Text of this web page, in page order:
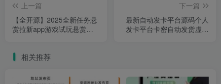
上一篇
【全开源】2025全新任务悬
赏拉新app游戏试玩悬赏猫
下一篇
最新自动发卡平台源码个人
发卡平台卡密自动发货虚拟
相关推荐